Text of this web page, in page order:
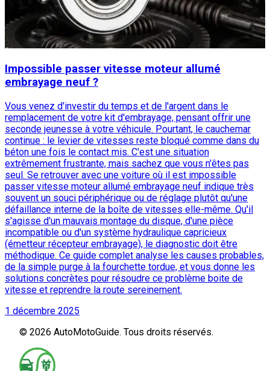
Impossible passer vitesse moteur allumé
embrayage neuf ?
Vous venez d'investir du temps et de l'argent dans le
remplacement de votre kit d'embrayage, pensant offrir une
seconde jeunesse à votre véhicule. Pourtant, le cauchemar
continue : le levier de vitesses reste bloqué comme dans du
béton une fois le contact mis. C'est une situation
extrêmement frustrante, mais sachez que vous n'êtes pas
seul. Se retrouver avec une voiture où il est impossible
passer vitesse moteur allumé embrayage neuf indique très
souvent un souci périphérique ou de réglage plutôt qu'une
défaillance interne de la boîte de vitesses elle-même. Qu'il
s'agisse d'un mauvais montage du disque, d'une pièce
incompatible ou d'un système hydraulique capricieux
(émetteur récepteur embrayage), le diagnostic doit être
méthodique. Ce guide complet analyse les causes probables,
de la simple purge à la fourchette tordue, et vous donne les
solutions concrètes pour résoudre ce problème boite de
vitesse et reprendre la route sereinement.
1 décembre 2025
© 2026 AutoMotoGuide. Tous droits réservés.